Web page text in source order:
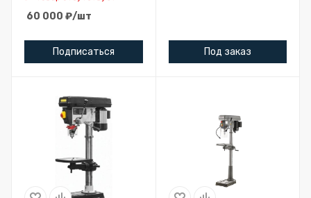
60 000 ₽/шт
Подписаться Под заказ